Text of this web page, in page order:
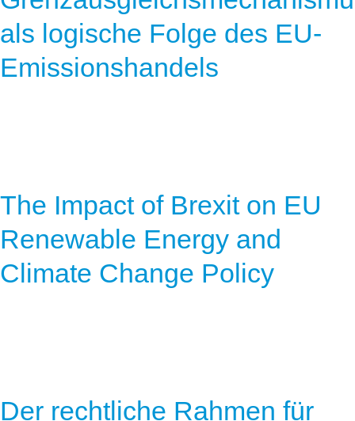
als logische Folge des EU-
Emissionshandels
The Impact of Brexit on EU
Renewable Energy and
Climate Change Policy
Der rechtliche Rahmen für